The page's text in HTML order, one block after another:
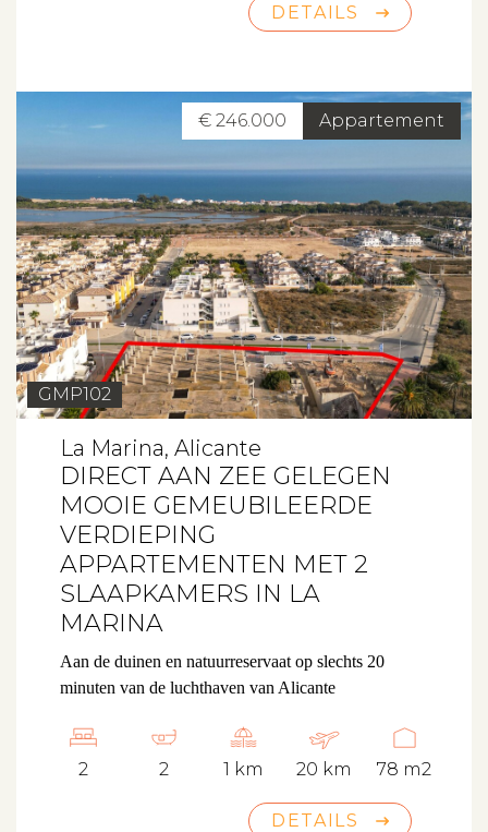
DETAILS
Appartement
€ 246.000
GMP102
La Marina, Alicante
DIRECT AAN ZEE GELEGEN
MOOIE GEMEUBILEERDE
VERDIEPING
APPARTEMENTEN MET 2
SLAAPKAMERS IN LA
MARINA
Aan de duinen en natuurreservaat op slechts 20
minuten van de luchthaven van Alicante
2 2 1 km 20 km 78 m2
DETAILS